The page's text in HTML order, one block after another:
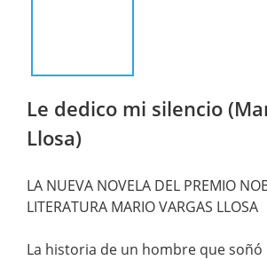
Le dedico mi silencio
Llosa)
LA NUEVA NOVELA DEL PREMIO
LITERATURA MARIO VARGAS LLOSA
La historia de un hombre que